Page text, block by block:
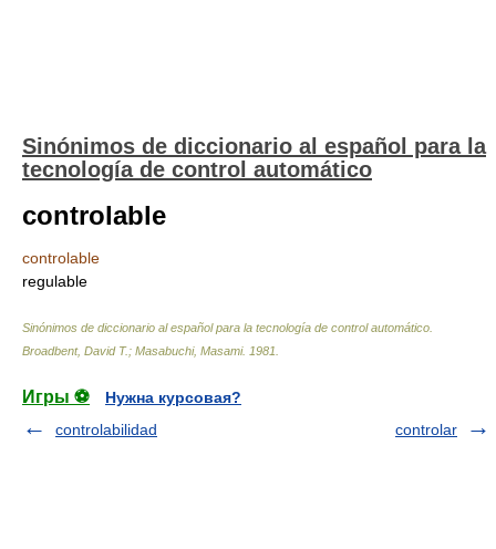
Sinónimos de diccionario al español para la
tecnología de control automático
controlable
controlable
regulable
Sinónimos de diccionario al español para la tecnología de control automático
Broadbent, David T.; Masabuchi, Masami. 1981
Игры ⚽
Нужна курсовая?
controlabilidad
controlar